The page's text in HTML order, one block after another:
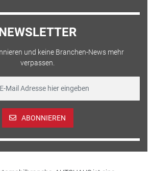
und keine Branchen-News mehr
verpassen.
ABONNIEREN